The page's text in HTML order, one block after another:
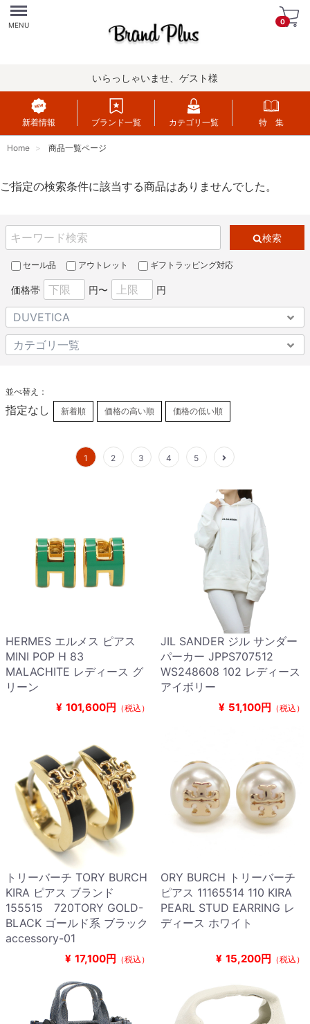
Menu
MENU 0
いらっしゃいませ、ゲスト様
新着情報 ブランド一覧 カテゴリ一覧 特 集
Home 商品一覧ページ
ご指定の検索条件に該当する商品はありませんでした。
検索
セール品 アウトレット ギフトラッピング対応
価格帯 円〜 円
並べ替え：
指定なし 新着順 価格の高い順 価格の低い順
1 2 3 4 5
HERMES エルメス ピアス
MINI POP H 83
MALACHITE レディース グ
リーン
¥ 101,600円 （税込）
JIL SANDER ジル サンダー
パーカー JPPS707512
WS248608 102 レディース
アイボリー
¥ 51,100円 （税込）
トリーバーチ TORY BURCH
KIRA ピアス ブランド
155515 720TORY GOLD-
BLACK ゴールド系 ブラック
accessory-01
¥ 17,100円 （税込）
ORY BURCH トリーバーチ
ピアス 11165514 110 KIRA
PEARL STUD EARRING レ
ディース ホワイト
¥ 15,200円 （税込）